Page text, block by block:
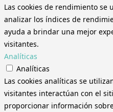
Las cookies de rendimiento
analizar los índices de
ayuda a brindar una mejor
visitantes.
Analíticas
Analíticas
Las cookies analíticas se
visitantes interactúan con el
proporcionar información